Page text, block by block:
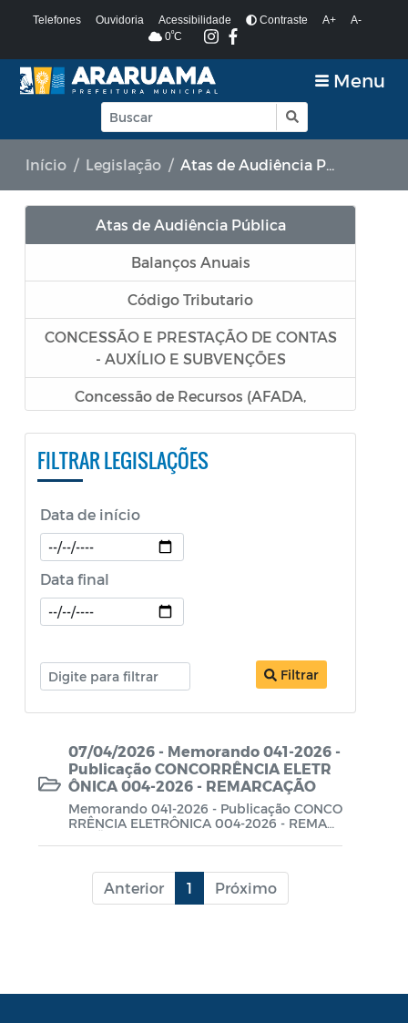
Telefones Ouvidoria Acessibilidade Contraste A+
A-
0ºC
Menu
Início Legislação Atas de Audiência Pública
Atas de Audiência Pública
Balanços Anuais
Código Tributario
CONCESSÃO E PRESTAÇÃO DE CONTAS
- AUXÍLIO E SUBVENÇÕES
Concessão de Recursos (AFADA,
Constituição Federal
Decretos Educação
Decretos SEPOL
Decretos Sobre o Coronavírus COVID-19
Legislação ISS
Legislação Tributária - IPTU
Lei Aldir Blanc
Lei Aldir Blanc - PNAB 2
Lei Aldir Blanc - PNAB 2025
DE PROJETOS CULTURAIS
FILTRAR LEGISLAÇÕES
Data de início
Data final
Filtrar
07/04/2026 - Memorando 041-2026 -
Publicação CONCORRÊNCIA ELETR
ÔNICA 004-2026 - REMARCAÇÃO
Memorando 041-2026 - Publicação CONCO
RRÊNCIA ELETRÔNICA 004-2026 - REMAR
Anterior 1 Próximo